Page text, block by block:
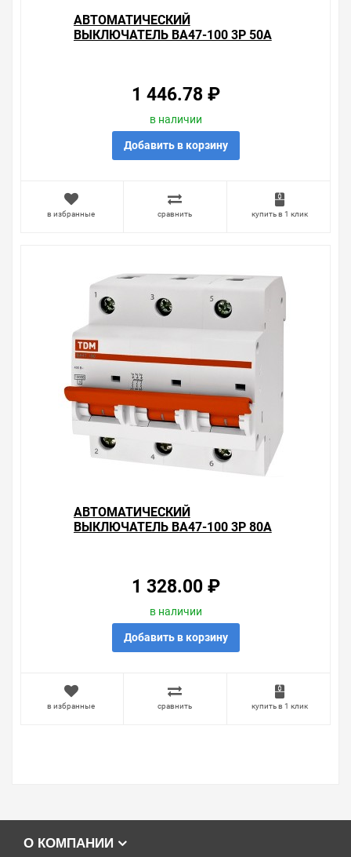
АВТОМАТИЧЕСКИЙ
ВЫКЛЮЧАТЕЛЬ ВА47-100 3Р 50А
1 446.78 ₽
в наличии
Добавить в корзину
в избранные сравнить купить в 1 клик
АВТОМАТИЧЕСКИЙ
ВЫКЛЮЧАТЕЛЬ ВА47-100 3Р 80А
1 328.00 ₽
в наличии
Добавить в корзину
в избранные сравнить купить в 1 клик
О КОМПАНИИ